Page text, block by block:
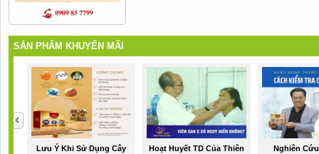
SẢN PHẨM KHUYẾN MÃI
Lưu Ý Khi Sử Dụng Cây
Hoạt Huyết TD Của Thiên
Nghiên